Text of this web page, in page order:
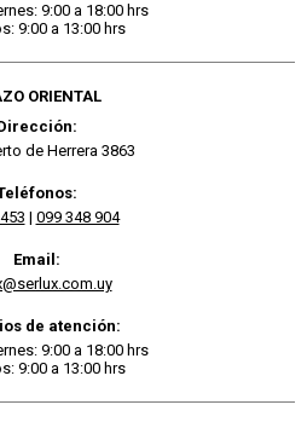
9:00 a 18:00 hrs
9:00 a 13:00 hrs
ORIENTAL
de Herrera 3863
| 099 348 904
Email:
de atención:
9:00 a 18:00 hrs
9:00 a 13:00 hrs